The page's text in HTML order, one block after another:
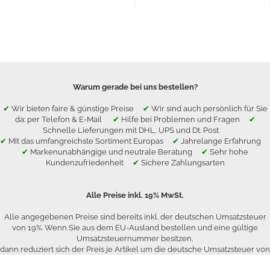
Warum gerade bei uns bestellen?
✔ Wir bieten faire & günstige Preise ✔ Wir sind auch persönlich für Sie
da: per Telefon & E-Mail ✔ Hilfe bei Problemen und Fragen ✔
Schnelle Lieferungen mit DHL, UPS und Dt. Post
✔ Mit das umfangreichste Sortiment Europas ✔ Jahrelange Erfahrung
✔ Markenunabhängige und neutrale Beratung ✔ Sehr hohe
Kundenzufriedenheit ✔ Sichere Zahlungsarten
Alle Preise inkl. 19% MwSt.
Alle angegebenen Preise sind bereits inkl. der deutschen Umsatzsteuer
von 19%. Wenn Sie aus dem EU-Ausland bestellen und eine gültige
Umsatzsteuernummer besitzen,
dann reduziert sich der Preis je Artikel um die deutsche Umsatzsteuer von